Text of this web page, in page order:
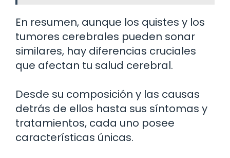
En resumen, aunque los quistes y los
tumores cerebrales pueden sonar
similares, hay diferencias cruciales
que afectan tu salud cerebral.
Desde su composición y las causas
detrás de ellos hasta sus síntomas y
tratamientos, cada uno posee
características únicas.